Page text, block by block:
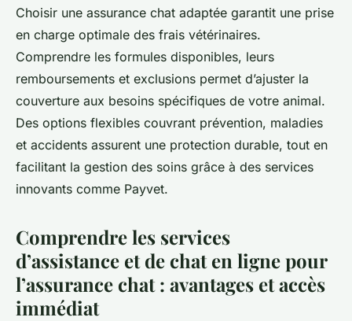
Assurance chat : comment
choisir la couverture adéquate
?
Anna•29 juillet 2025•4 min de lecture
Choisir une assurance chat adaptée garantit une prise
en charge optimale des frais vétérinaires.
Comprendre les formules disponibles, leurs
remboursements et exclusions permet d’ajuster la
couverture aux besoins spécifiques de votre animal.
Des options flexibles couvrant prévention, maladies
et accidents assurent une protection durable, tout en
facilitant la gestion des soins grâce à des services
innovants comme Payvet.
Comprendre les services
d’assistance et de chat en ligne pour
l’assurance chat : avantages et accès
immédiat